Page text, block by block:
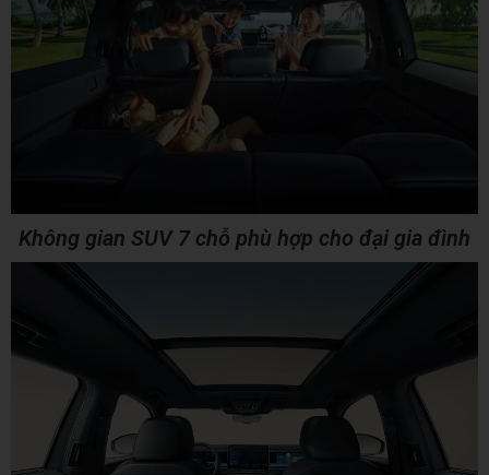
Không gian SUV 7 chỗ phù hợp cho đại gia đình